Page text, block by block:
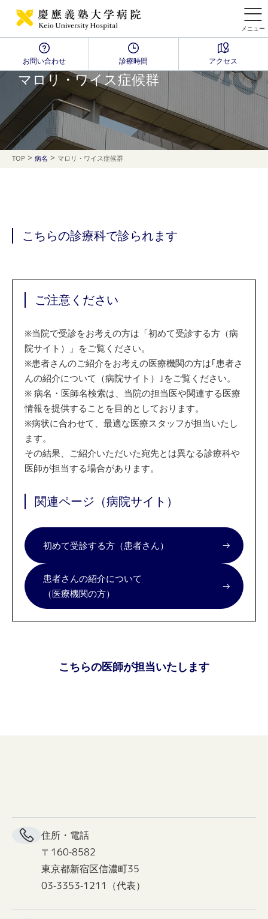
メニュー
お問い合わせ 診療時間 アクセス
Disease Name Search
マロリ・ワイス症候群
TOP > 病名 > マロリ・ワイス症候群
こちらの診療科で診られます
ご注意ください
※当院で受診をお考えの方は「初めて受診する方（病
院サイト）」をご覧ください。
※患者さんのご紹介をお考えの医療機関の方は｢患者さ
んの紹介について（病院サイト）｣をご覧ください。
※ 病名・医師名検索は、当院の担当医や関連する医療
情報を提供することを目的としております。
※病状に合わせて、最適な医療スタッフが担当いたし
ます。
その結果、ご紹介いただいた宛先とは異なる診療科や
医師が担当する場合があります。
関連ページ（病院サイト）
初めて受診する方（患者さん）
患者さんの紹介について
（医療機関の方）
こちらの医師が担当いたします
住所・電話
〒160-8582
東京都新宿区信濃町35
03-3353-1211（代表）